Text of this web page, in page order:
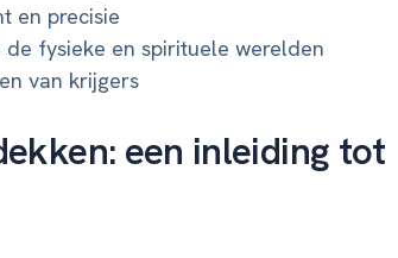
en precisie
de fysieke en spirituele werelden
van krijgers
een inleiding tot